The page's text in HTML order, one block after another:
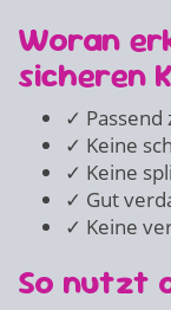
Woran
sicheren
✓ Passend
✓ Keine
✓ Keine
✓ Gut
✓ Keine
So nutzt